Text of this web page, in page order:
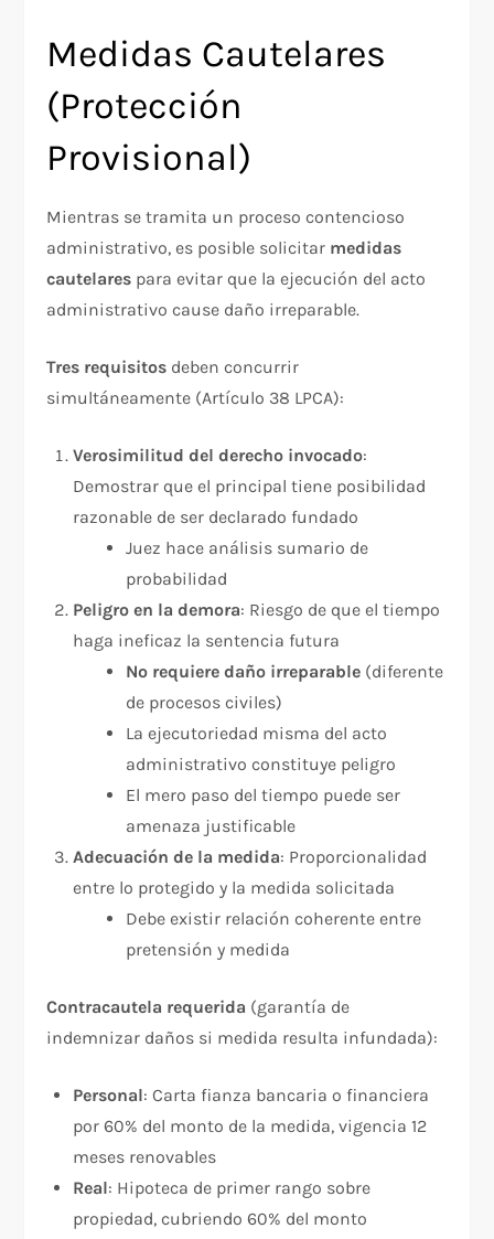
Medidas Cautelares
(Protección
Provisional)
Mientras se tramita un proceso contencioso
administrativo, es posible solicitar medidas
cautelares para evitar que la ejecución del acto
administrativo cause daño irreparable.​
Tres requisitos deben concurrir
simultáneamente (Artículo 38 LPCA):​
Verosimilitud del derecho invocado:
Demostrar que el principal tiene posibilidad
razonable de ser declarado fundado​
Juez hace análisis sumario de
probabilidad
Peligro en la demora: Riesgo de que el tiempo
haga ineficaz la sentencia futura​
No requiere daño irreparable (diferente
de procesos civiles)
La ejecutoriedad misma del acto
administrativo constituye peligro​
El mero paso del tiempo puede ser
amenaza justificable
Adecuación de la medida: Proporcionalidad
entre lo protegido y la medida solicitada​
Debe existir relación coherente entre
pretensión y medida
Contracautela requerida (garantía de
indemnizar daños si medida resulta infundada):​
Personal: Carta fianza bancaria o financiera
por 60% del monto de la medida, vigencia 12
meses renovables
Real: Hipoteca de primer rango sobre
propiedad, cubriendo 60% del monto